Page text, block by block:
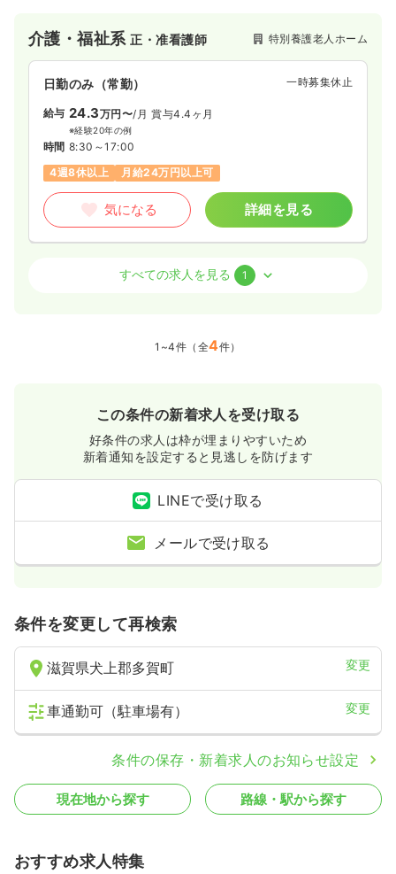
介護・福祉系正・准看護師 特別養護老人ホーム
日勤のみ（常勤） 一時募集休止
給与 24.3万円〜/月 賞与4.4ヶ月
※経験20年の例
時間 8:30～17:00
4週8休以上
月給24万円以上可
気になる 詳細を見る
介護・福祉系正・准看護師 デイケア・デイサービス
万円 /月 賞与2回
気になる 詳細を見る
すべての求人を見る 1
1~4件（全4件）
この条件の新着求人を受け取る
好条件の求人は枠が埋まりやすいため
新着通知を設定すると見逃しを防げます
LINEで受け取る
メールで受け取る
条件を変更して再検索
滋賀県犬上郡多賀町 変更
車通勤可（駐車場有） 変更
条件の保存・新着求人のお知らせ設定
現在地から探す 路線・駅から探す
おすすめ求人特集